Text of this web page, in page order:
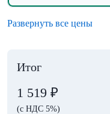
Развернуть все цены
Итог
1 519 ₽
(с НДС 5%)